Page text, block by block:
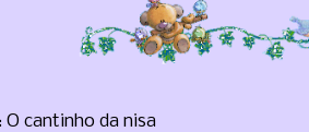
O cantinho da nisa